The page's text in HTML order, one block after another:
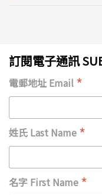
訂閱電子通訊
電郵地址 Email *
姓氏 Last Name *
名字 First Name *